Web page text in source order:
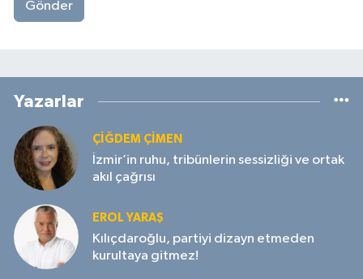
Gönder
Yazarlar
ÇIĞDEM ÇIMEN
İzmir’in ruhu, tribünlerin sessizliği ve ortak
akıl çağrısı
EROL YARAŞ
Kılıçdaroğlu, partiyi dizayn etmeden
kurultaya gitmez!